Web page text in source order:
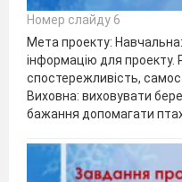
Номер слайду 6
Мета проекту:
інформацію для
спостережливість,
Виховна: виховувати
бажання допомагати